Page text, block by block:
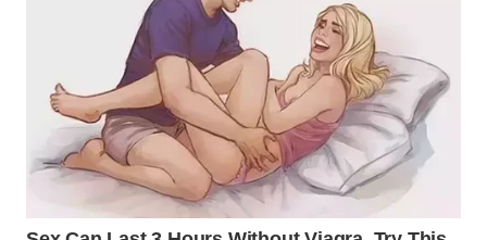
DANAU
TOBA
WN